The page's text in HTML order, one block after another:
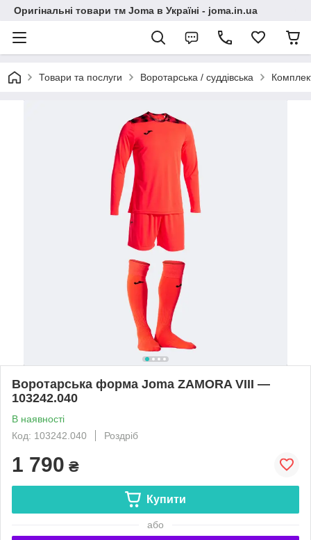
Оригінальні товари тм Joma в Україні - joma.in.ua
Товари та послуги Воротарська / суддівська
Воротарська форма Joma ZAMORA VIII —
103242.040
В наявності
Код: 103242.040
Роздріб
1 790 ₴
Купити
або